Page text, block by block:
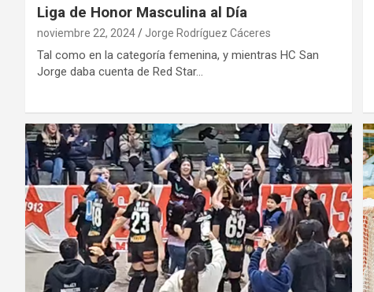
Liga de Honor Masculina al Día
noviembre 22, 2024 Jorge Rodríguez Cáceres
Tal como en la categoría femenina, y mientras HC San
Jorge daba cuenta de Red Star…